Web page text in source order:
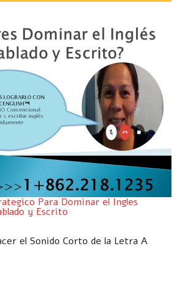
Para Dominar el Ingles
y Escrito
el Sonido Corto de la Letra A